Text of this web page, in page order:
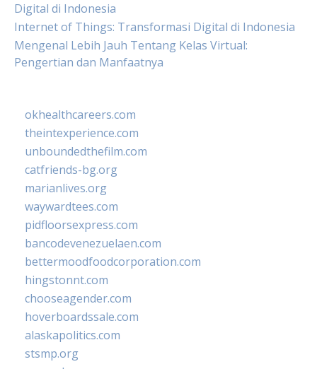
Digital di Indonesia
Internet of Things: Transformasi Digital di Indonesia
Mengenal Lebih Jauh Tentang Kelas Virtual:
Pengertian dan Manfaatnya
okhealthcareers.com
theintexperience.com
unboundedthefilm.com
catfriends-bg.org
marianlives.org
waywardtees.com
pidfloorsexpress.com
bancodevenezuelaen.com
bettermoodfoodcorporation.com
hingstonnt.com
chooseagender.com
hoverboardssale.com
alaskapolitics.com
stsmp.org